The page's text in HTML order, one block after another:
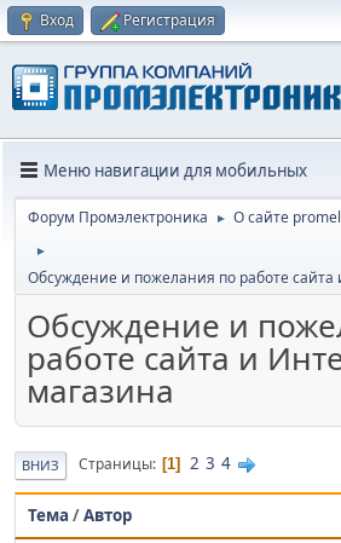
Вход Регистрация
Меню навигации для мобильных
Форум Промэлектроника ► О сайте
►
Обсуждение и пожелания по работе сайта
Обсуждение и
работе сайта и
магазина
ВНИЗ Страницы 1 2 3 4
Тема /Автор